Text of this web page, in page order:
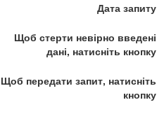
Дата запиту
Щоб стерти невірно введені
дані, натисніть кнопку
Щоб передати запит, натисніть
кнопку